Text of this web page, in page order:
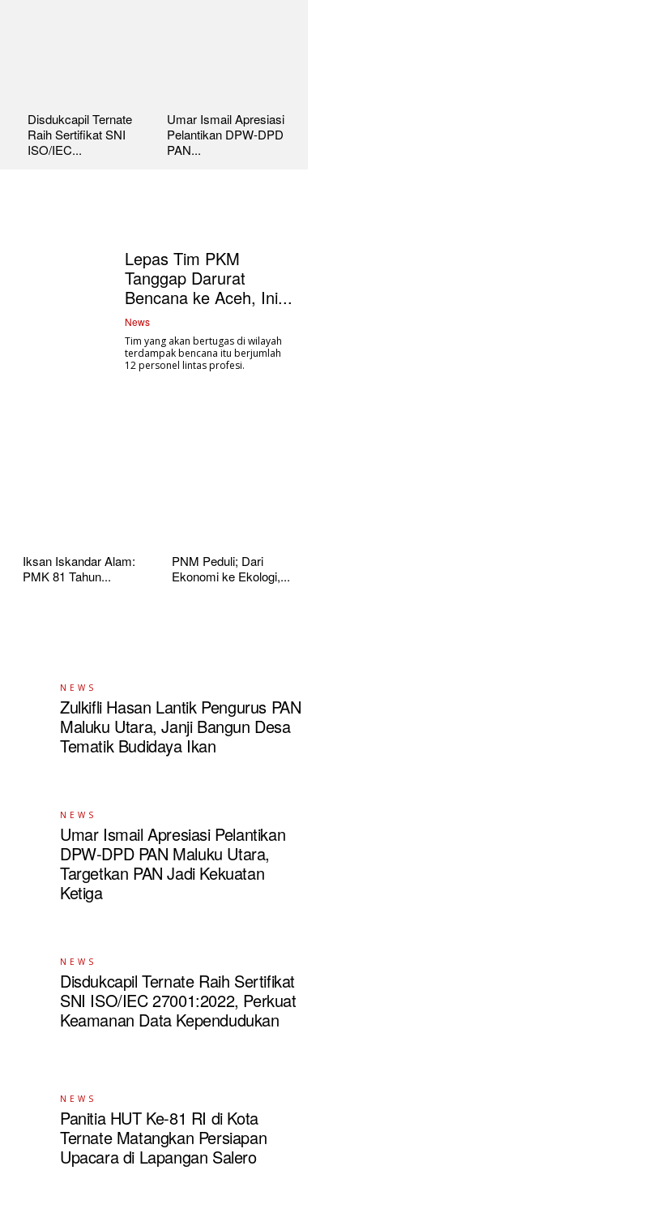
Disdukcapil Ternate
Raih Sertifikat SNI
ISO/IEC...
Umar Ismail Apresiasi
Pelantikan DPW-DPD
PAN...
Lepas Tim PKM
Tanggap Darurat
Bencana ke Aceh, Ini...
News
Tim yang akan bertugas di wilayah
terdampak bencana itu berjumlah
12 personel lintas profesi.
Iksan Iskandar Alam:
PMK 81 Tahun...
PNM Peduli; Dari
Ekonomi ke Ekologi,...
NEWS
Zulkifli Hasan Lantik Pengurus PAN
Maluku Utara, Janji Bangun Desa
Tematik Budidaya Ikan
NEWS
Umar Ismail Apresiasi Pelantikan
DPW-DPD PAN Maluku Utara,
Targetkan PAN Jadi Kekuatan
Ketiga
NEWS
Disdukcapil Ternate Raih Sertifikat
SNI ISO/IEC 27001:2022, Perkuat
Keamanan Data Kependudukan
NEWS
Panitia HUT Ke-81 RI di Kota
Ternate Matangkan Persiapan
Upacara di Lapangan Salero